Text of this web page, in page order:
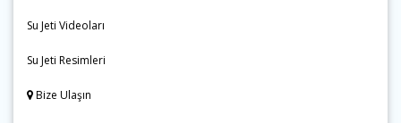
Su Jeti Videoları
Su Jeti Resimleri
Bize Ulaşın